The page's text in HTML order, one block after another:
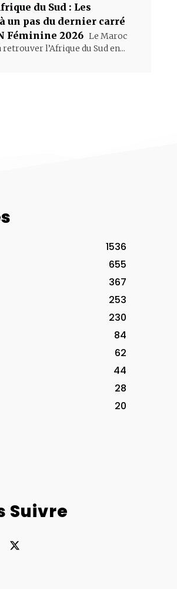
du Sud : Les
un pas du dernier carré
Féminine 2026 Le Maroc
retrouver l’Afrique du Sud en...
1536
655
367
253
230
84
62
44
28
20
Suivre